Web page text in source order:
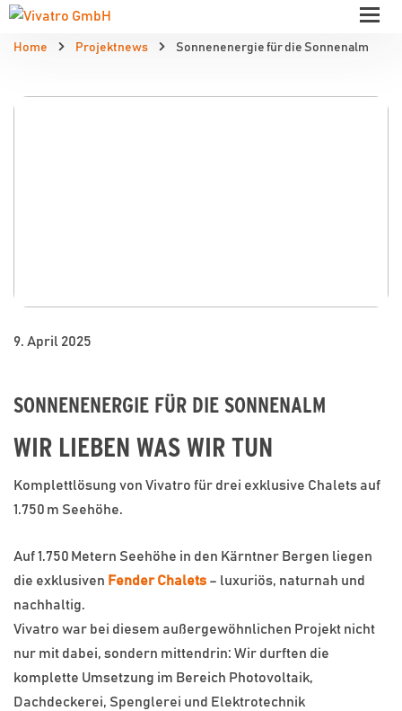
Home Projektnews Sonnenenergie für die Sonnenalm
9. April 2025
SONNENENERGIE FÜR DIE SONNENALM
WIR LIEBEN WAS WIR TUN
Komplettlösung von Vivatro für drei exklusive Chalets auf
1.750 m Seehöhe.
Auf 1.750 Metern Seehöhe in den Kärntner Bergen liegen
die exklusiven Fender Chalets – luxuriös, naturnah und
nachhaltig.
Vivatro war bei diesem außergewöhnlichen Projekt nicht
nur mit dabei, sondern mittendrin: Wir durften die
komplette Umsetzung im Bereich Photovoltaik,
Dachdeckerei, Spenglerei und Elektrotechnik